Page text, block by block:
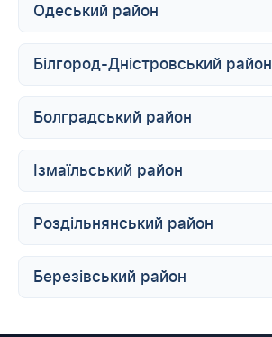
Одеський район
Білгород-Дністровський район
Болградський район
Ізмаїльський район
Роздільнянський район
Березівський район